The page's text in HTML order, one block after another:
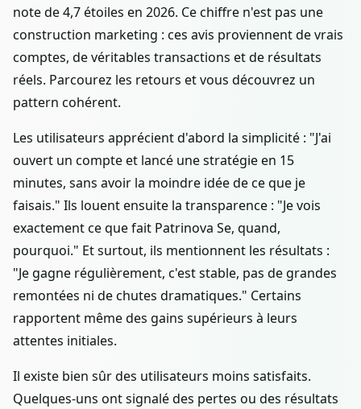
note de 4,7 étoiles en 2026. Ce chiffre n'est pas une
construction marketing : ces avis proviennent de vrais
comptes, de véritables transactions et de résultats
réels. Parcourez les retours et vous découvrez un
pattern cohérent.
Les utilisateurs apprécient d'abord la simplicité : "J'ai
ouvert un compte et lancé une stratégie en 15
minutes, sans avoir la moindre idée de ce que je
faisais." Ils louent ensuite la transparence : "Je vois
exactement ce que fait Patrinova Se, quand,
pourquoi." Et surtout, ils mentionnent les résultats :
"Je gagne régulièrement, c'est stable, pas de grandes
remontées ni de chutes dramatiques." Certains
rapportent même des gains supérieurs à leurs
attentes initiales.
Il existe bien sûr des utilisateurs moins satisfaits.
Quelques-uns ont signalé des pertes ou des résultats